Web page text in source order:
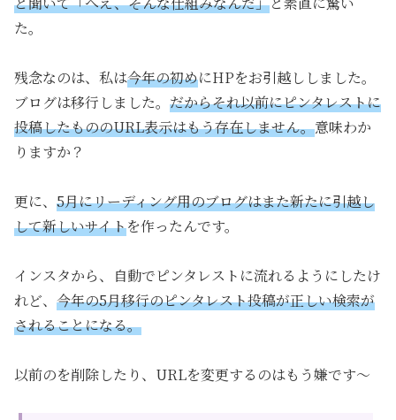
た。
残念なのは、私は今年の初めにHPをお引越ししました。
ブログは移行しました。 だからそれ以前にピンタレストに
投稿したもののURL表示はもう存在しません。意味わか
りますか？
更に、 5月にリーディング用のブログはまた新たに引越し
して新しいサイトを作ったんです。
インスタから、自動でピンタレストに流れるようにしたけ
れど、 今年の5月移行のピンタレスト投稿が正しい検索が
されることになる。
以前のを削除したり、URLを変更するのはもう嫌です〜